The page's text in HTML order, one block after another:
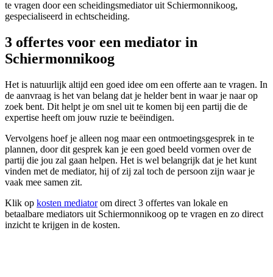
te vragen door een scheidingsmediator uit Schiermonnikoog,
gespecialiseerd in echtscheiding.
3 offertes voor een mediator in
Schiermonnikoog
Het is natuurlijk altijd een goed idee om een offerte aan te vragen. In
de aanvraag is het van belang dat je helder bent in waar je naar op
zoek bent. Dit helpt je om snel uit te komen bij een partij die de
expertise heeft om jouw ruzie te beëindigen.
Vervolgens hoef je alleen nog maar een ontmoetingsgesprek in te
plannen, door dit gesprek kan je een goed beeld vormen over de
partij die jou zal gaan helpen. Het is wel belangrijk dat je het kunt
vinden met de mediator, hij of zij zal toch de persoon zijn waar je
vaak mee samen zit.
Klik op kosten mediatorom direct 3 offertes van lokale en
betaalbare mediators uit Schiermonnikoog op te vragen en zo direct
inzicht te krijgen in de kosten.